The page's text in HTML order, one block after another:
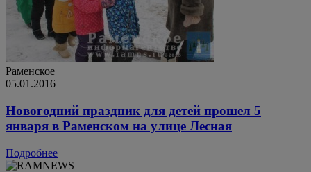
Раменское
05.01.2016
Новогодний праздник для детей прошел 5
января в Раменском на улице Лесная
Подробнее